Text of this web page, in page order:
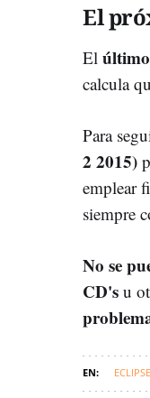
El
El último
calcula
Para
2 2015)
emplear
siempre
No se
CD's u